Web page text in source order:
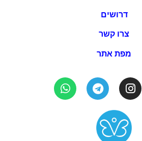
דרושים
צרו קשר
מפת אתר